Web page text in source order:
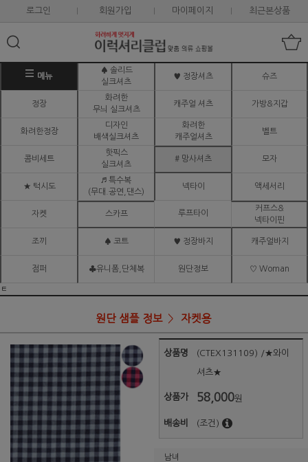
로그인 회원가입 마이페이지 최근본상품
메뉴
♠ 솔리드
실크셔츠
♥ 정장셔츠 슈즈
정장
화려한
무늬 실크셔츠
캐주얼 셔츠 가방&지갑
화려한정장
디자인
배색실크셔츠
화려한
캐주얼셔츠
벨트
콤비세트
핫픽스
실크셔츠
# 망사셔츠 모자
★ 턱시도
♬ 특수복
(무대.공연,댄스)
넥타이 액세서리
자켓 스카프 루프타이
커프스&
넥타이핀
조끼 ♠ 코트 ♥ 정장바지 캐주얼바지
점퍼 ♣유니폼,단체복 원단정보 ♡ Woman
ㅌ
원단 샘플 정보 자켓용
상품명 (CTEX131109) /★와이
셔츠★
상품가 58,000원
배송비 (조건)
남녀